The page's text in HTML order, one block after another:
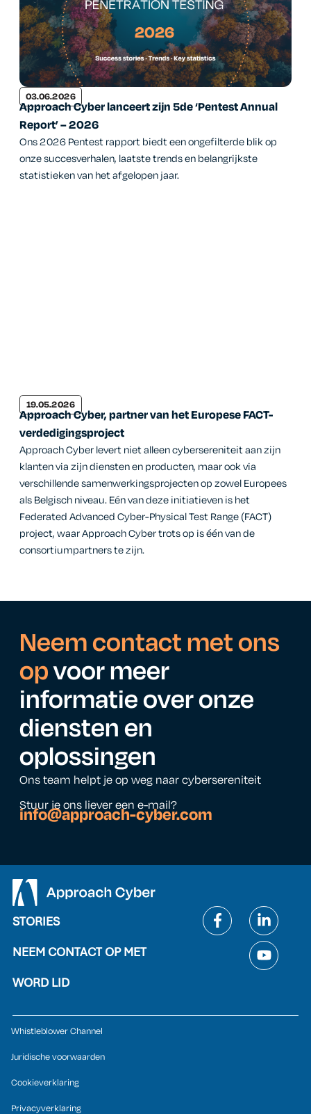
03.06.2026
Approach Cyber lanceert zijn 5de ‘Pentest Annual
Report’ – 2026
Ons 2026 Pentest rapport biedt een ongefilterde blik op
onze succesverhalen, laatste trends en belangrijkste
statistieken van het afgelopen jaar.
19.05.2026
Approach Cyber, partner van het Europese FACT-
verdedigingsproject
Approach Cyber levert niet alleen cybersereniteit aan zijn
klanten via zijn diensten en producten, maar ook via
verschillende samenwerkingsprojecten op zowel Europees
als Belgisch niveau. Eén van deze initiatieven is het
Federated Advanced Cyber-Physical Test Range (FACT)
project, waar Approach Cyber trots op is één van de
consortiumpartners te zijn.
Neem contact met ons
opvoor meer
informatie over onze
diensten en
oplossingen
Ons team helpt je op weg naar cybersereniteit
Stuur je ons liever een e-mail?
info@approach-cyber.com
STORIES
NEEM CONTACT OP MET
WORD LID
Whistleblower Channel
Juridische voorwaarden
Cookieverklaring
Privacyverklaring